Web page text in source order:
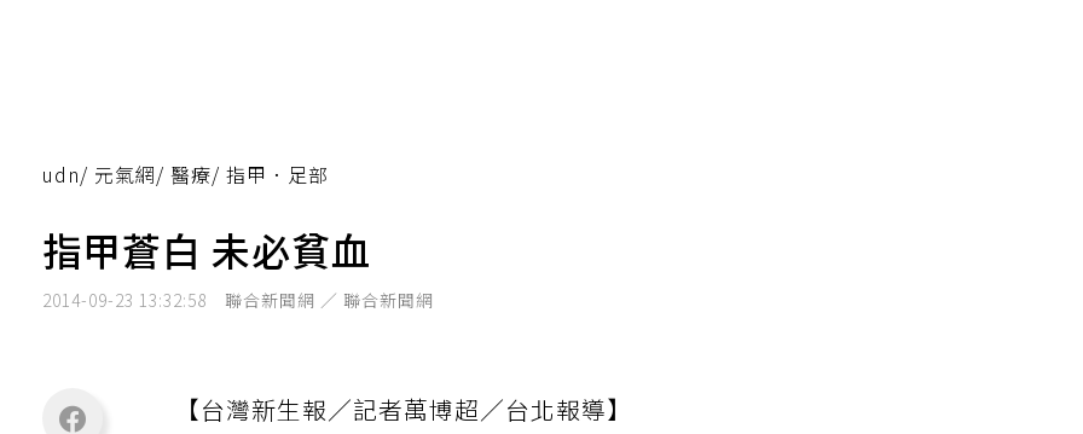
udn/ 元氣網/ 醫療/ 指甲．足部
指甲蒼白 未必貧血
2014-09-23 13:32:58 聯合新聞網 ／ 聯合新聞網
【台灣新生報／記者萬博超／台北報導】